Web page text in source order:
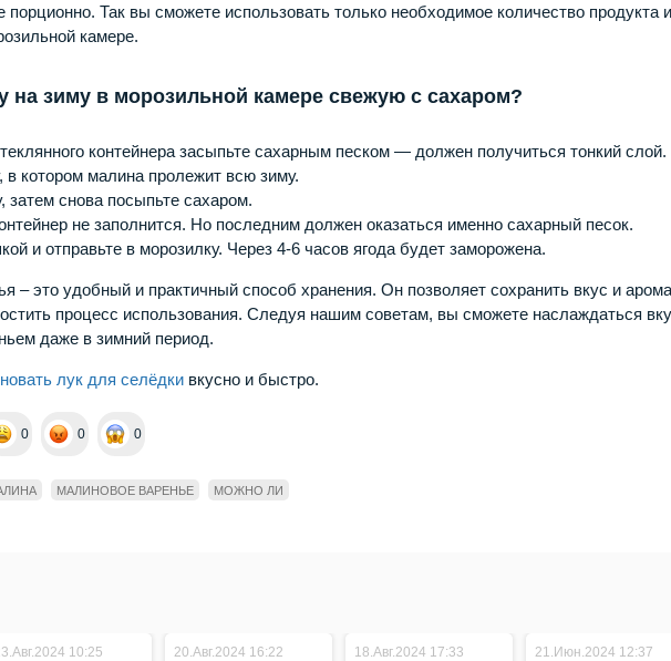
порционно. Так вы сможете использовать только необходимое количество продукта и
камере.
на зиму в морозильной камере свежую с сахаром?
контейнера засыпьте сахарным песком — должен получиться тонкий слой.
в котором малина пролежит всю зиму.
затем снова посыпьте сахаром.
не заполнится. Но последним должен оказаться именно сахарный песок.
и отправьте в морозилку. Через 4-6 часов ягода будет заморожена.
– это удобный и практичный способ хранения. Он позволяет сохранить вкус и
процесс использования. Следуя нашим советам, вы сможете наслаждаться
даже в зимний период.
лук для селёдки вкусно и быстро.
0 0 0
МАЛИНОВОЕ ВАРЕНЬЕ МОЖНО ЛИ
10:25 20.Авг.2024 16:22 18.Авг.2024 17:33 21.Июн.2024 12:37